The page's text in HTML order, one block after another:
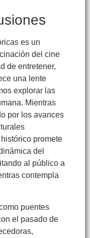
es un
del cine
de entretener,
una lente
explorar las
Mientras
por los avances
promete
del
al público a
contempla
puentes
el pasado de